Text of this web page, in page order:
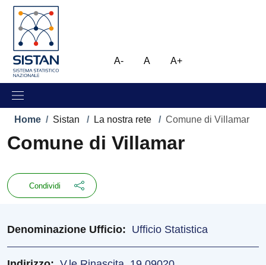
al contenuto principale
to footer content
Immagine
A- A A+
Briciole di pane
Home / Sistan / La nostra rete / Comune di Villamar
Comune di Villamar
Condividi
Denominazione Ufficio Ufficio Statistica